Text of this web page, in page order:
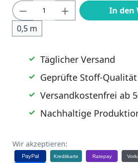
Produkt Anzahl: Gib
0,5 m
In den
Täglicher Versand
Geprüfte Stoff-Qualität
Versandkostenfrei ab
Nachhaltige
Wir akzeptieren:
PayPal Kreditkarte Ratepay